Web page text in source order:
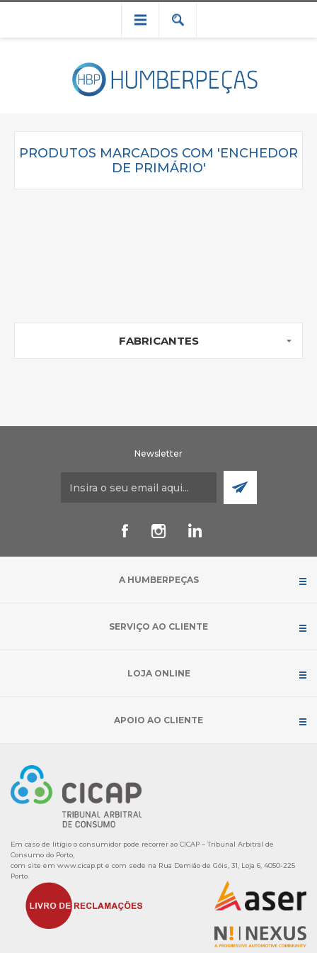
PRODUTOS MARCADOS COM 'ENCHEDOR
DE PRIMÁRIO'
FABRICANTES
Newsletter
A HUMBERPEÇAS
SERVIÇO AO CLIENTE
LOJA ONLINE
APOIO AO CLIENTE
Em caso de litígio o consumidor pode recorrer ao CICAP – Tribunal Arbitral de
Consumo do Porto,
com site em www.cicap.pt e com sede na Rua Damião de Góis, 31, Loja 6, 4050-225
Porto.